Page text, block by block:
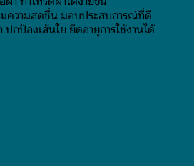
ความสดชื่น มอบประสบการณ์ที่ดี
ปกป้องเส้นใย ยืดอายุการใช้งานได้